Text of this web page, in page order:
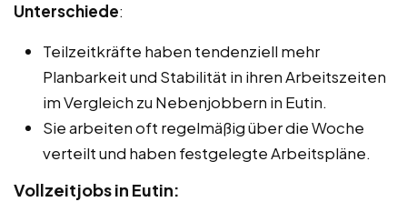
Unterschiede:
Teilzeitkräfte haben tendenziell mehr
Planbarkeit und Stabilität in ihren Arbeitszeiten
im Vergleich zu Nebenjobbern in Eutin.
Sie arbeiten oft regelmäßig über die Woche
verteilt und haben festgelegte Arbeitspläne.
Vollzeitjobs in Eutin: